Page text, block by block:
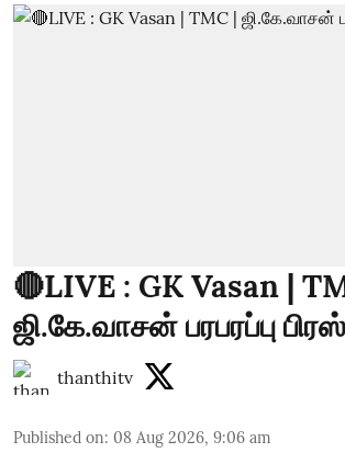
🔴LIVE : GK Vasan |
ஜி.கே.வாசன் பரபரப்பு
thanthitv
Published on: 08 Aug 2026, 9:06 am